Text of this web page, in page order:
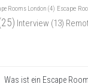
Rooms London (4) Escape
Interview (13)
Was ist ein Escape